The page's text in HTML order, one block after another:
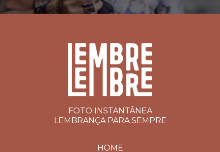
FOTO INSTANTÂNEA
LEMBRANÇA PARA SEMPRE
HOME